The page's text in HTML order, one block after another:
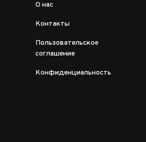
О нас
Контакты
Пользовательское
соглашение
Конфиденциальность